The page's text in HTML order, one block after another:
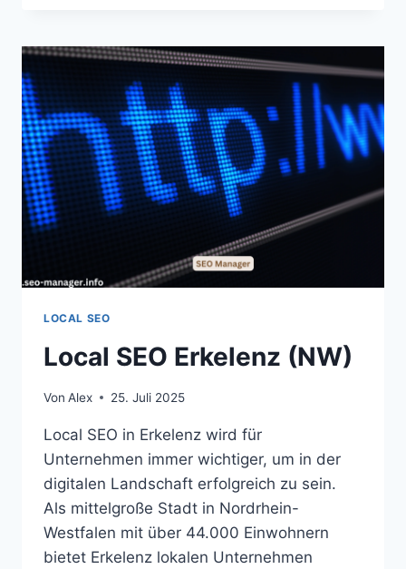
LANDESHAUPTSTADT)
LOCAL SEO
Local SEO Erkelenz (NW)
Von Alex 25. Juli 2025
Local SEO in Erkelenz wird für
Unternehmen immer wichtiger, um in der
digitalen Landschaft erfolgreich zu sein.
Als mittelgroße Stadt in Nordrhein-
Westfalen mit über 44.000 Einwohnern
bietet Erkelenz lokalen Unternehmen